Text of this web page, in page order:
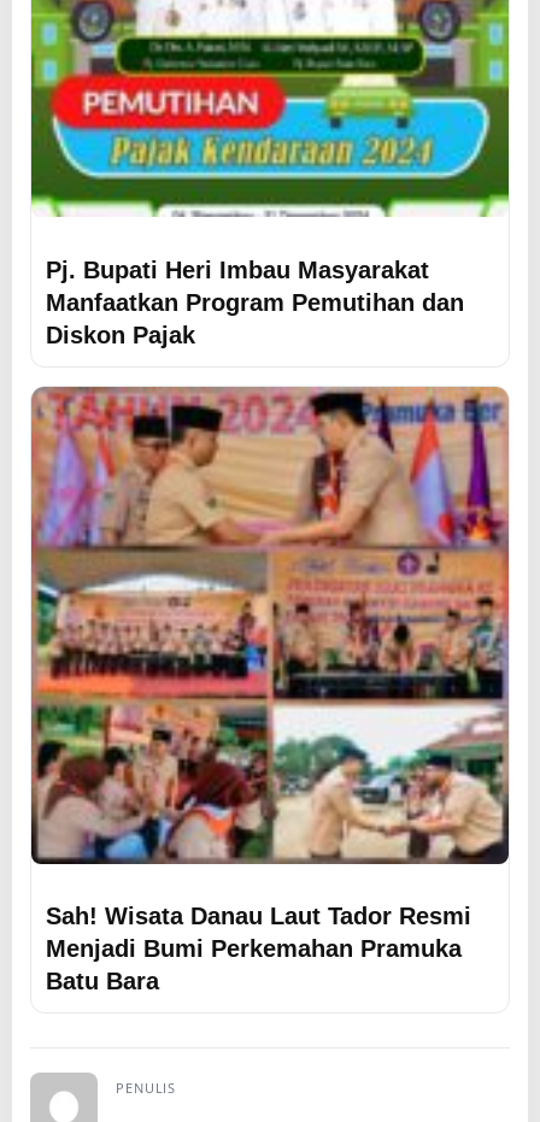
Pj. Bupati Heri Imbau Masyarakat
Manfaatkan Program Pemutihan dan
Diskon Pajak
Sah! Wisata Danau Laut Tador Resmi
Menjadi Bumi Perkemahan Pramuka
Batu Bara
PENULIS